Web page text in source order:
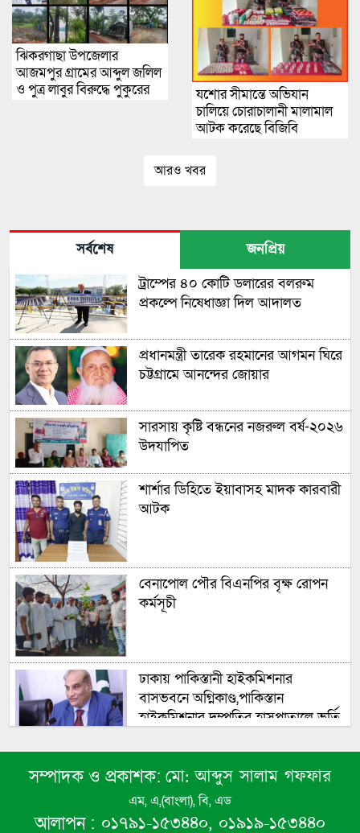
ঝিকরগাছা উপজেলার
আজমপুর গ্রামের আব্দুল জলিল
ও পুত্র লাবুর বিরুদ্ধে পুকুরের
যশোর সীমান্তে অভিযান
চালিয়ে চোরাচালানী মালামাল
আটক করেছে বিজিবি
আরও খবর
সর্বশেষ জনপ্রিয়
ট্রাম্পের ৪০ কোটি ডলারের বলরুম
প্রকল্পে নিষেধাজ্ঞা দিল আদালত
প্রধানমন্ত্রী তারেক রহমানের আগমন ঘিরে
চট্টগ্রামে আনন্দের জোয়ার
সারসায় কৃষ্টি বন্ধনের নজরুল বর্ষ-২০২৬
উদযাপিত
শার্শার ডিহিতে ইয়াবাসহ মাদক কারবারী
আটক
বেনাপোল পৌর বিএনপির বৃক্ষ রোপন
কর্মসূচী
ঢাকায় পাকিস্তানী হাইকমিশনার
বাসভবনে অগ্নিকাণ্ড,পাকিস্তান
হাইকমিশনার দম্পতির হাসপাতালে ভর্তি
সংসদের বিশেষ অধিবেশন ডাকা হচ্ছে
সম্পাদক ও প্রকাশক: মো: আব্দুস সালাম গফফার
এম, এ,(বাংলা), বি, এড
আলাপন : ০১৭৯১-১৫৩৪৪০, ০১৯১৯-১৫৩৪৪০